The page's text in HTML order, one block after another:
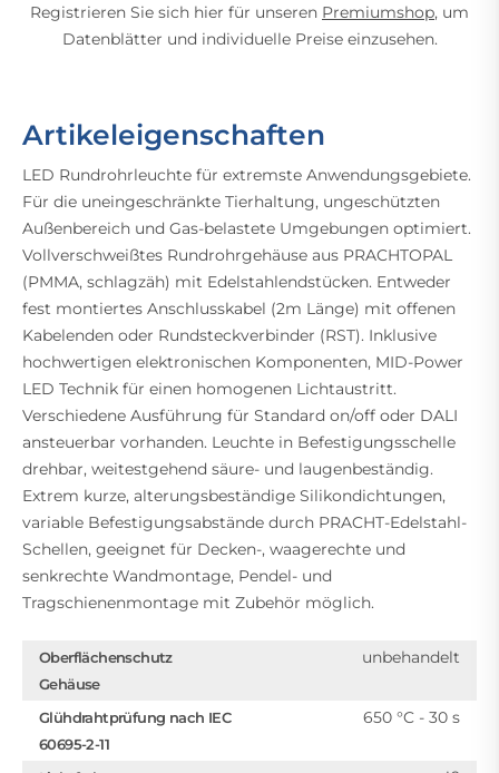
Registrieren Sie sich hier für unseren Premiumshop, um
Datenblätter und individuelle Preise einzusehen.
Artikeleigenschaften
LED Rundrohrleuchte für extremste Anwendungsgebiete.
Für die uneingeschränkte Tierhaltung, ungeschützten
Außenbereich und Gas-belastete Umgebungen optimiert.
Vollverschweißtes Rundrohrgehäuse aus PRACHTOPAL
(PMMA, schlagzäh) mit Edelstahlendstücken. Entweder
fest montiertes Anschlusskabel (2m Länge) mit offenen
Kabelenden oder Rundsteckverbinder (RST). Inklusive
hochwertigen elektronischen Komponenten, MID-Power
LED Technik für einen homogenen Lichtaustritt.
Verschiedene Ausführung für Standard on/off oder DALI
ansteuerbar vorhanden. Leuchte in Befestigungsschelle
drehbar, weitestgehend säure- und laugenbeständig.
Extrem kurze, alterungsbeständige Silikondichtungen,
variable Befestigungsabstände durch PRACHT-Edelstahl-
Schellen, geeignet für Decken-, waagerechte und
senkrechte Wandmontage, Pendel- und
Tragschienenmontage mit Zubehör möglich.
Oberflächenschutz
Gehäuse
unbehandelt
Glühdrahtprüfung nach IEC
60695-2-11
650 °C - 30 s